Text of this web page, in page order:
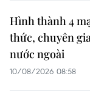
Hình thành 4
thức, chuyên
nước ngoài
10/08/2026 08:58